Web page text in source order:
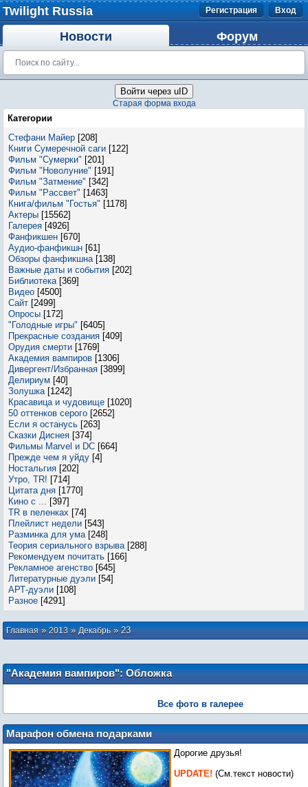
Twilight Russia Регистрация Вход
Новости Форум
Войти через uID
Старая форма входа
Категории
Стефани Майер [208]
Книги Сумеречной саги [122]
Фильм "Сумерки" [201]
Фильм "Новолуние" [191]
Фильм "Затмение" [342]
Фильм "Рассвет" [1463]
Книга/фильм "Гостья" [1178]
Актеры [15562]
Галерея [4926]
Фанфикшен [670]
Аудио-фанфикшн [61]
Обзоры фанфикшна [138]
Важные даты и события [202]
Библиотека [369]
Видео [4500]
Сайт [2499]
Опросы [172]
"Голодные игры" [6405]
Прекрасные создания [409]
Орудия смерти [1769]
Академия вампиров [1306]
Дивергент/Избранная [3899]
Делириум [40]
Золушка [1242]
Красавица и чудовище [1020]
50 оттенков серого [2652]
Если я останусь [263]
Сказки Диснея [374]
Фильмы Marvel и DC [664]
Прежде чем я уйду [4]
Ностальгия [202]
Утро, TR! [714]
Цитата дня [1770]
Кино с ... [397]
TR в пеленках [74]
Плейлист недели [543]
Разминка для ума [248]
Теория сериального взрыва [288]
Рекомендуем почитать [166]
Рекламное агенство [645]
Литературные дуэли [54]
АРТ-дуэли [108]
Разное [4291]
Главная»2013 » Декабрь » 23
"Академия вампиров": Обложка
официального путеводителя по
Все фото в галерее
Марафон обмена подарками
Дорогие друзья!
UPDATE! (См.текст новости)